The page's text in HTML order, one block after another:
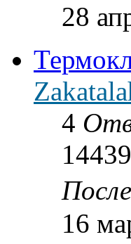
28
4
14439
16